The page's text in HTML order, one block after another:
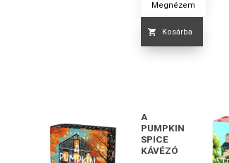
Megnézem
Kosárba
A
PUMPKIN
SPICE
KÁVÉZÓ